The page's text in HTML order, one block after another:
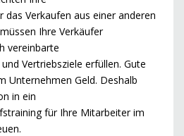
Verkaufen aus einer anderen
Ihre Verkäufer
vereinbarte
Vertriebsziele erfüllen. Gute
Unternehmen Geld. Deshalb
in ein
für Ihre Mitarbeiter im